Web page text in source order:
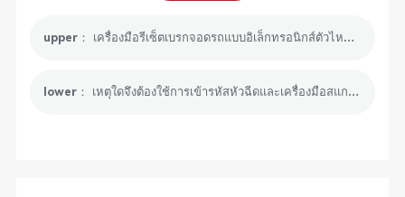
upper： เครื่องมือรีเซ็ตเบรกจอดรถแบบอิเล็กทรอนิกส์ตัวไหนที่เราสามารถเลือกได้?
lower： เหตุใดจึงต้องใช้การเข้ารหัสหัวฉีดและเครื่องมือสแกนการเข้ารหัสหัวฉีด ขอแนะนำ